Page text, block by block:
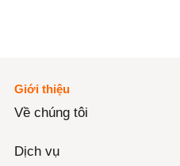
Giới thiệu
Về chúng tôi
Dịch vụ